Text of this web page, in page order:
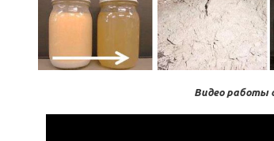
Видео работы